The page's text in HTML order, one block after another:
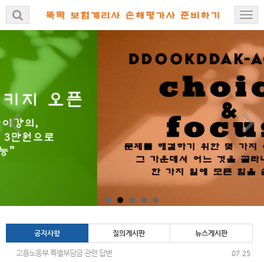
공지사항 질의게시판 뉴스게시판
고용노동부 특별부담금 관련 답변 07.25